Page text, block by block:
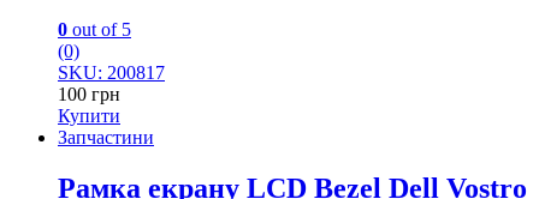
0 out of 5
(0)
SKU: 200817
100 грн
Купити
Запчастини
Рамка екрану LCD Bezel Dell Vostro